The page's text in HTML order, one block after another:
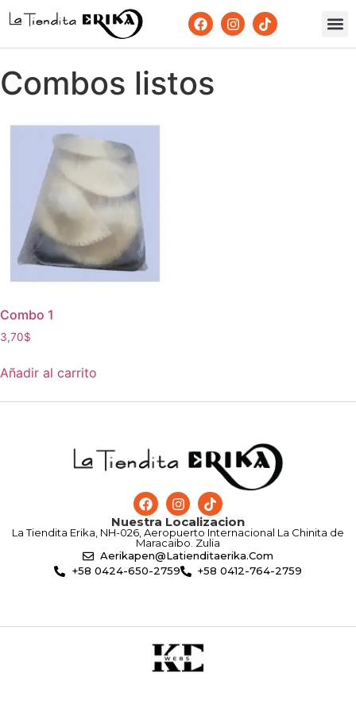
Combos listos
Combo 1
3,70$
Añadir al carrito
Nuestra Localizacion
La Tiendita Erika, NH-026, Aeropuerto Internacional La Chinita de
Maracaibo. Zulia
Aerikapen@latienditaerika.com
+58 0424-650-2759
+58 0412-764-2759